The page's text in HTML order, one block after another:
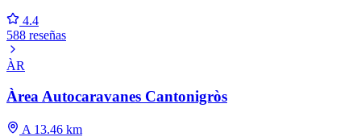
4.4
588 reseñas
ÀR
Àrea Autocaravanes Cantonigròs
A 13.46 km